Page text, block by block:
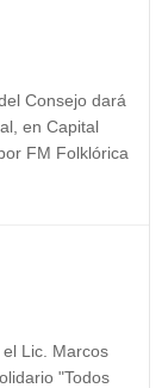
Consejo dará
en Capital
FM Folklórica
Lic. Marcos
"Todos